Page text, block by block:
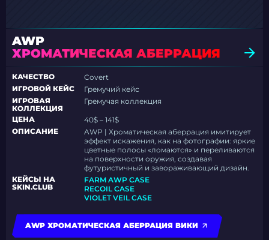
AWP
ХРОМАТИЧЕСКАЯ АБЕРРАЦИЯ
КАЧЕСТВО
Covert
ИГРОВОЙ КЕЙС
Гремучий кейс
ИГРОВАЯ
КОЛЛЕКЦИЯ
Гремучая коллекция
ЦЕНА
40$ – 141$
ОПИСАНИЕ
AWP | Хроматическая аберрация имитирует
эффект искажения, как на фотографии: яркие
цветные полосы «ломаются» и переливаются
на поверхности оружия, создавая
футуристичный и завораживающий дизайн.
КЕЙСЫ НА
SKIN.CLUB
FARM AWP CASE
RECOIL CASE
VIOLET VEIL CASE
AWP ХРОМАТИЧЕСКАЯ АБЕРРАЦИЯ ВИКИ